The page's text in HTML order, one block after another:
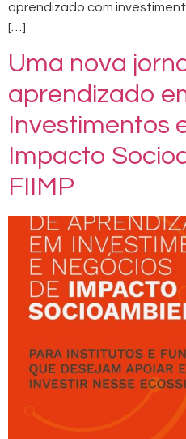
aprendizado com
[…]
Uma nova
aprendizado
Investimentos
Impacto
FIIMP